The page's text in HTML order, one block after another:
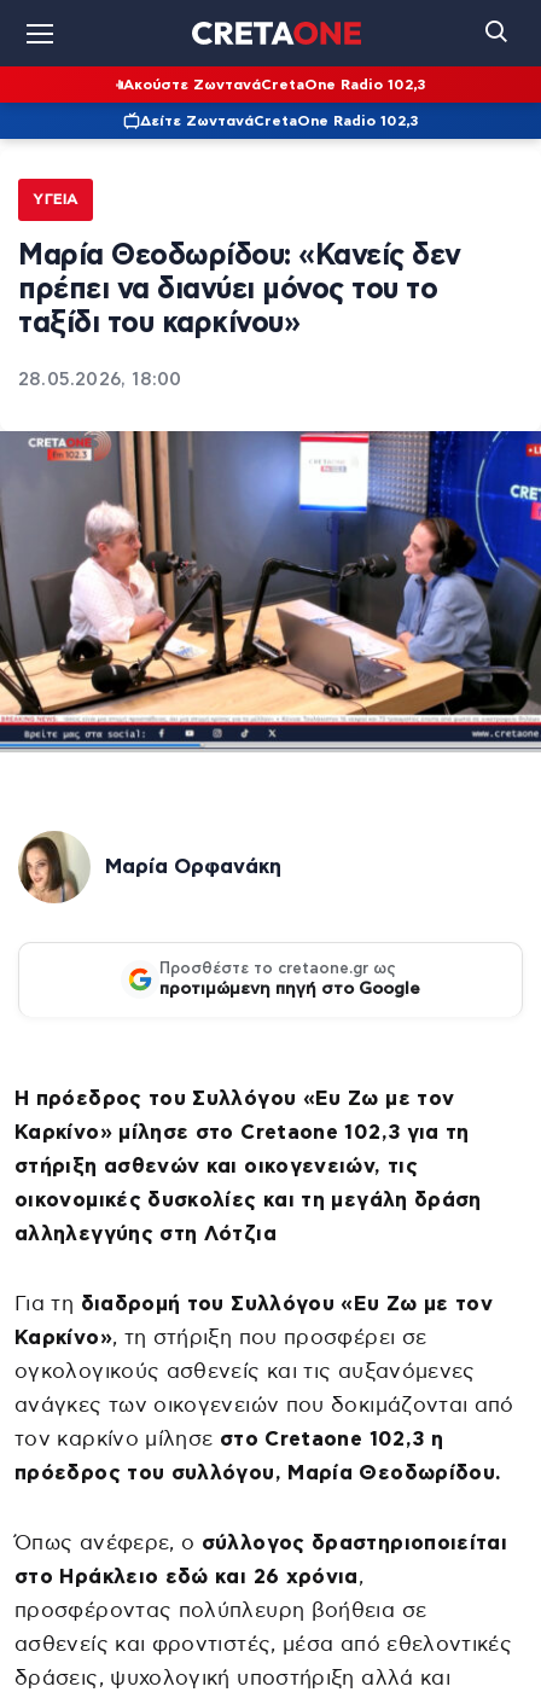
Ακούστε ΖωντανάCretaOne Radio 102,3
Δείτε ΖωντανάCretaOne Radio 102,3
ΥΓΕΊΑ
Μαρία Θεοδωρίδου: «Κανείς δεν
πρέπει να διανύει μόνος του το
ταξίδι του καρκίνου»
28.05.2026, 18:00
Μαρία Ορφανάκη
Προσθέστε το cretaone.gr ως
προτιμώμενη πηγή στο Google
Η πρόεδρος του Συλλόγου «Ευ Ζω με τον
Καρκίνο» μίλησε στο Cretaone 102,3 για τη
στήριξη ασθενών και οικογενειών, τις
οικονομικές δυσκολίες και τη μεγάλη δράση
αλληλεγγύης στη Λότζια
Για τη διαδρομή του Συλλόγου «Ευ Ζω με τον
Καρκίνο», τη στήριξη που προσφέρει σε
ογκολογικούς ασθενείς και τις αυξανόμενες
ανάγκες των οικογενειών που δοκιμάζονται από
τον καρκίνο μίλησε στο Cretaone 102,3 η
πρόεδρος του συλλόγου, Μαρία Θεοδωρίδου.
Όπως ανέφερε, ο σύλλογος δραστηριοποιείται
στο Ηράκλειο εδώ και 26 χρόνια,
προσφέροντας πολύπλευρη βοήθεια σε
ασθενείς και φροντιστές, μέσα από εθελοντικές
δράσεις, ψυχολογική υποστήριξη αλλά και